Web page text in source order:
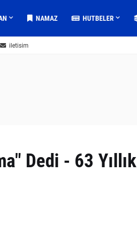
NAMAZ HUTBELER
iletisim
Dedi - 63 Yıllık